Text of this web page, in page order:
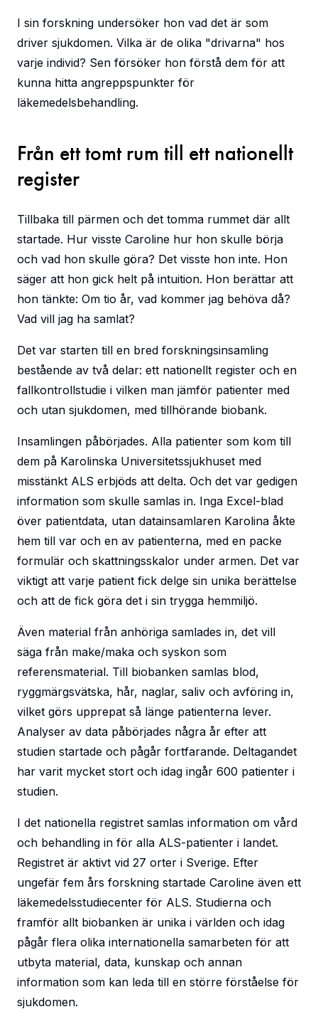
I sin forskning undersöker hon vad det är som
driver sjukdomen. Vilka är de olika "drivarna" hos
varje individ? Sen försöker hon förstå dem för att
kunna hitta angreppspunkter för
läkemedelsbehandling.
Från ett tomt rum till ett nationellt
register
Tillbaka till pärmen och det tomma rummet där allt
startade. Hur visste Caroline hur hon skulle börja
och vad hon skulle göra? Det visste hon inte. Hon
säger att hon gick helt på intuition. Hon berättar att
hon tänkte: Om tio år, vad kommer jag behöva då?
Vad vill jag ha samlat?
Det var starten till en bred forskningsinsamling
bestående av två delar: ett nationellt register och en
fallkontrollstudie i vilken man jämför patienter med
och utan sjukdomen, med tillhörande biobank.
Insamlingen påbörjades. Alla patienter som kom till
dem på Karolinska Universitetssjukhuset med
misstänkt ALS erbjöds att delta. Och det var gedigen
information som skulle samlas in. Inga Excel-blad
över patientdata, utan datainsamlaren Karolina åkte
hem till var och en av patienterna, med en packe
formulär och skattningsskalor under armen. Det var
viktigt att varje patient fick delge sin unika berättelse
och att de fick göra det i sin trygga hemmiljö.
Även material från anhöriga samlades in, det vill
säga från make/maka och syskon som
referensmaterial. Till biobanken samlas blod,
ryggmärgsvätska, hår, naglar, saliv och avföring in,
vilket görs upprepat så länge patienterna lever.
Analyser av data påbörjades några år efter att
studien startade och pågår fortfarande. Deltagandet
har varit mycket stort och idag ingår 600 patienter i
studien.
I det nationella registret samlas information om vård
och behandling in för alla ALS-patienter i landet.
Registret är aktivt vid 27 orter i Sverige. Efter
ungefär fem års forskning startade Caroline även ett
läkemedelsstudiecenter för ALS. Studierna och
framför allt biobanken är unika i världen och idag
pågår flera olika internationella samarbeten för att
utbyta material, data, kunskap och annan
information som kan leda till en större förståelse för
sjukdomen.